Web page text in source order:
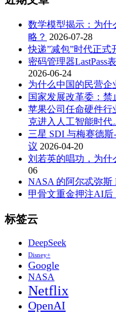
数学模型揭示：为什
略？ 2026-07-28
快递”减包”时代正式
密码管理器LastPass
2026-06-24
为什么中国的民营企
国家发展改革委：禁
苹果公司任命硬件行
克进入人工智能时代
三星 SDI 与梅赛德
议 2026-04-20
刘若英的唱功，为什
06
NASA 的阿尔忒弥
甲骨文重金押注AI后
标签云
DeepSeek
Disney+
Google
NASA
Netflix
OpenAI